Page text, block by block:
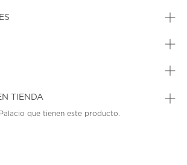
TIENDA
que tienen este producto.